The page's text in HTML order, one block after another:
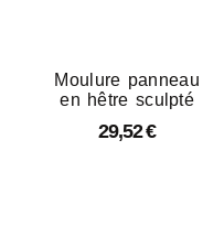
Moulure panneau
en hêtre sculpté
29,52€